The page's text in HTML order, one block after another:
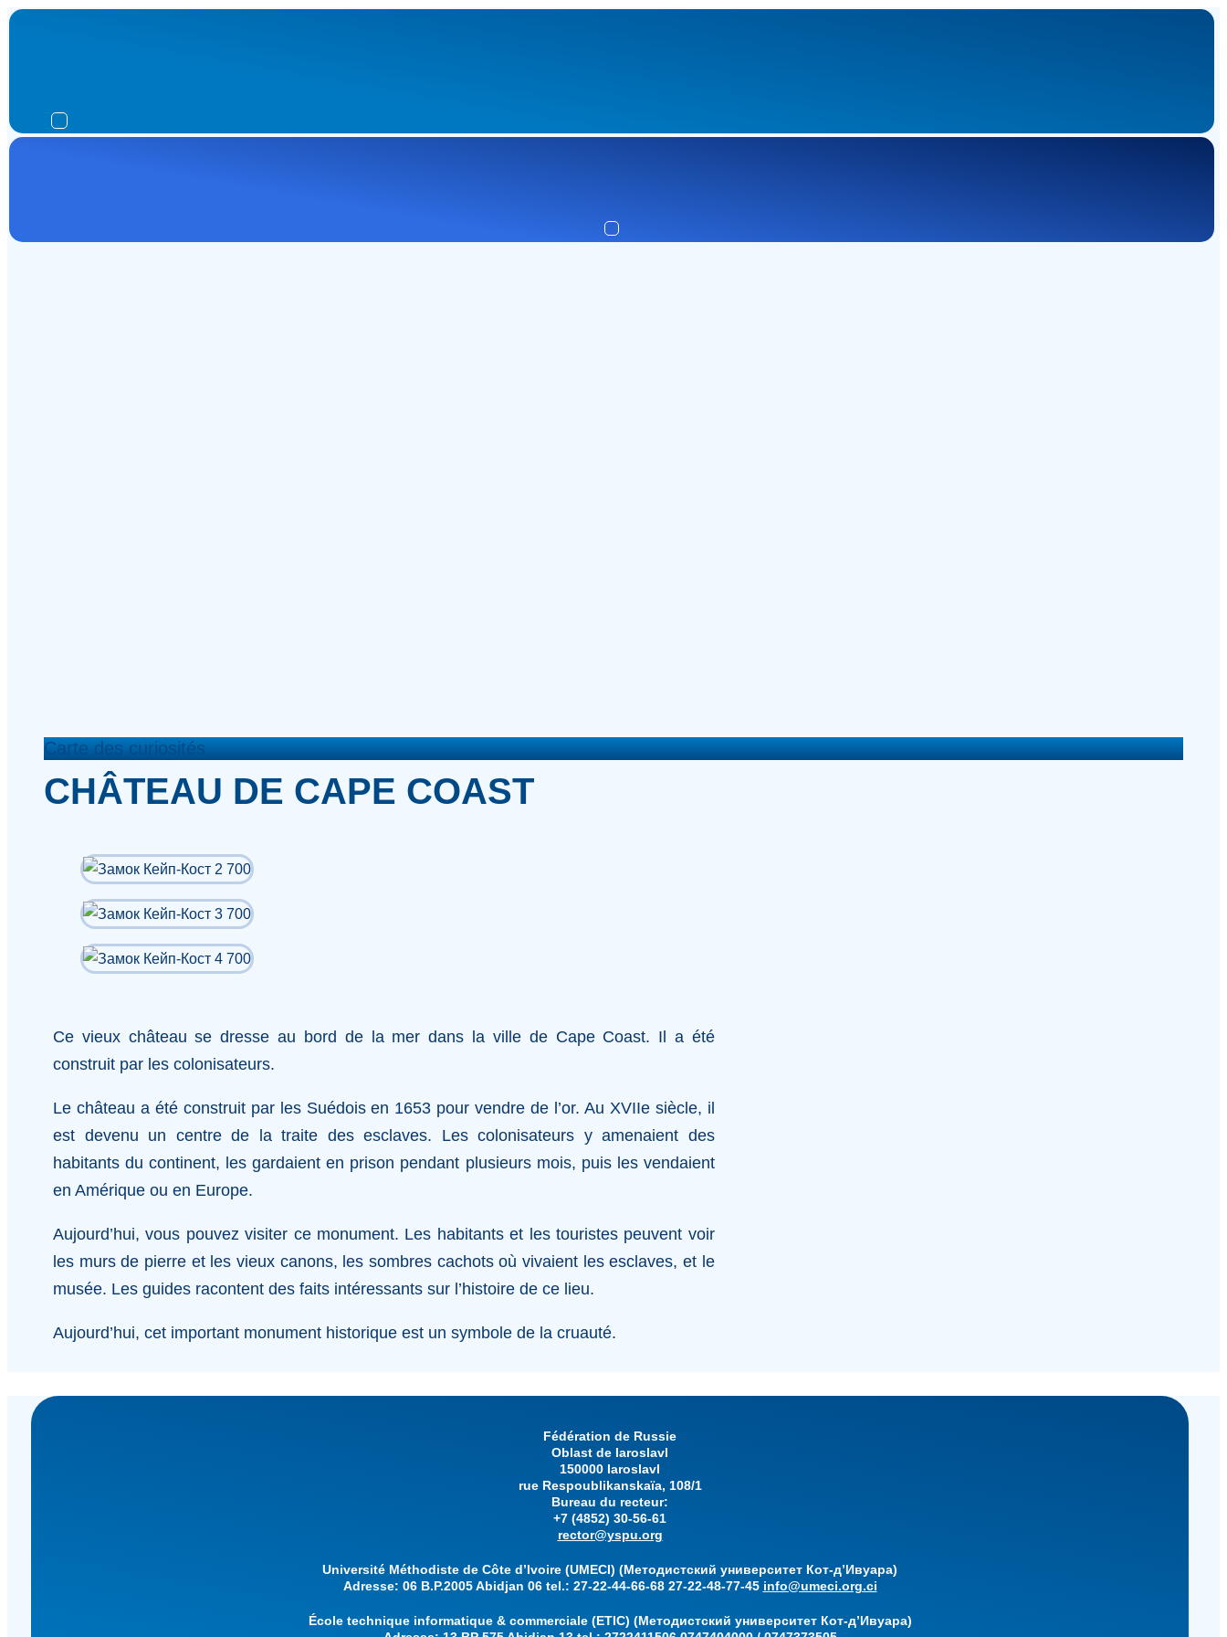
Carte des curiosités
CHÂTEAU DE CAPE COAST
Ce vieux château se dresse au bord de la mer dans la ville de Cape Coast. Il a été
construit par les colonisateurs.
Le château a été construit par les Suédois en 1653 pour vendre de l’or. Au XVIIe siècle, il
est devenu un centre de la traite des esclaves. Les colonisateurs y amenaient des
habitants du continent, les gardaient en prison pendant plusieurs mois, puis les vendaient
en Amérique ou en Europe.
Aujourd’hui, vous pouvez visiter ce monument. Les habitants et les touristes peuvent voir
les murs de pierre et les vieux canons, les sombres cachots où vivaient les esclaves, et le
musée. Les guides racontent des faits intéressants sur l’histoire de ce lieu.
Aujourd’hui, cet important monument historique est un symbole de la cruauté.
Fédération de Russie
Oblast de Iaroslavl
150000 Iaroslavl
rue Respoublikanskaïa, 108/1
Bureau du recteur:
+7 (4852) 30-56-61
rector@yspu.org
Université Méthodiste de Côte d’Ivoire (UMECI) (Методистский университет Кот-д’Ивуара)
Adresse: 06 B.P.2005 Abidjan 06 tel.: 27-22-44-66-68 27-22-48-77-45 info@umeci.org.ci
École technique informatique & commerciale (ETIC) (Методистский университет Кот-д’Ивуара)